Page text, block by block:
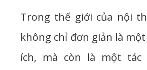
Trong thế giới của nội
không chỉ đơn giản là
ích, mà còn là một tác